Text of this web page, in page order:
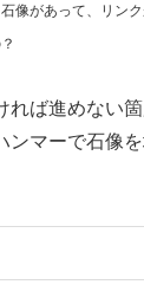
像があって、リン
れば進めない
ンマーで石像